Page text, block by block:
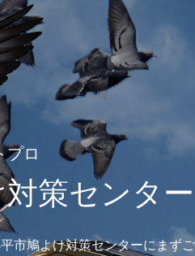
プロ
策センター
市鳩よけ対策センターにまず